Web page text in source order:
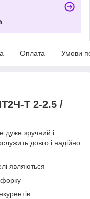
Оплата Умови
Т 2-2.5 /
дуже зручний і
довго і надійно
являються